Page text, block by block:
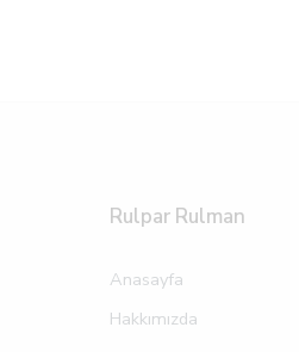
Rulpar Rulman
Anasayfa
Hakkımızda